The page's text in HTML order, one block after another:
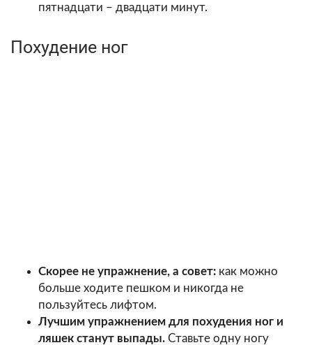
пятнадцати – двадцати минут.
Похудение ног
Скорее не упражнение, а совет: как можно
больше ходите пешком и никогда не
пользуйтесь лифтом.
Лучшим упражнением для похудения ног и
ляшек станут выпады. Ставьте одну ногу